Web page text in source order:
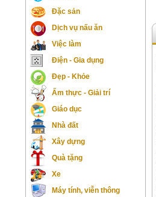
Đặc sản
Dịch vụ nấu ăn
Việc làm
Điện - Gia dụng
Đẹp - Khỏe
Ẩm thực - Giải trí
Giáo dục
Nhà đất
Xây dựng
Quà tặng
Xe
Máy tính, viễn thông